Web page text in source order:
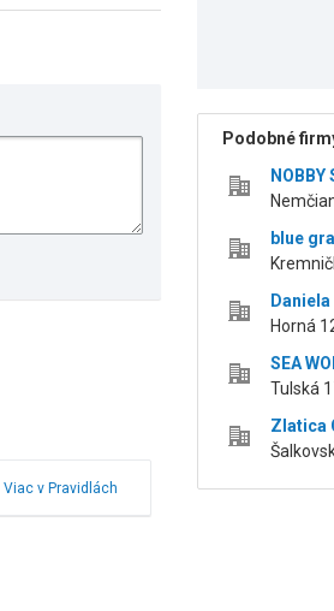
Viac v Pravidlách
Podobné
blue
Horná
SEA
Tulská
Zlatica